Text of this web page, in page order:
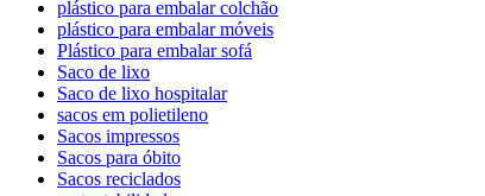
plástico para embalar colchão
plástico para embalar móveis
Plástico para embalar sofá
Saco de lixo
Saco de lixo hospitalar
sacos em polietileno
Sacos impressos
Sacos para óbito
Sacos reciclados